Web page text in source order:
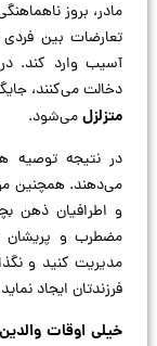
مادر، بروز
تعارضات بین
آسيب وارد كند.
دخالت می‌کنند،
متزلزلمی‌شود.
در نتیجه توصیه‌
می‌دهند. همچنین
و اطرافیان ذهن
مضطرب و پریشان
مدیریت کنید و
فرزندتان ایجاد
خیلی اوقات